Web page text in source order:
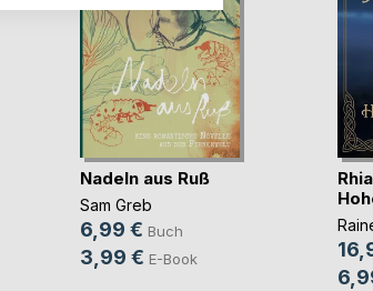
Nadeln aus Ruß
Sam Greb
6,99 € Buch
3,99 € E-Book